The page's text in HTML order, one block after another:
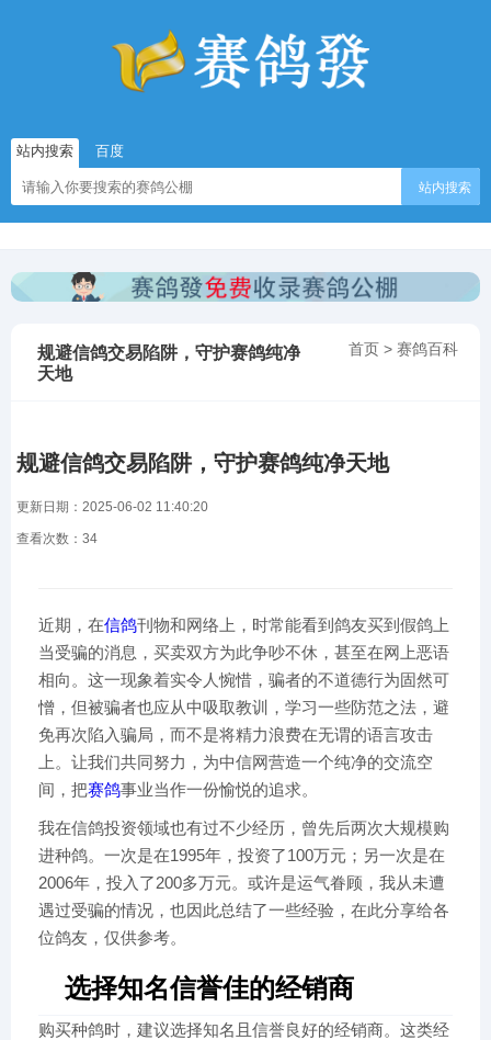
站内搜索 百度
站内搜索
首页 > 赛鸽百科
规避信鸽交易陷阱，守护赛鸽纯净
天地
规避信鸽交易陷阱，守护赛鸽纯净天地
更新日期：2025-06-02 11:40:20
查看次数： 34
近期，在信鸽刊物和网络上，时常能看到鸽友买到假鸽上
当受骗的消息，买卖双方为此争吵不休，甚至在网上恶语
相向。这一现象着实令人惋惜，骗者的不道德行为固然可
憎，但被骗者也应从中吸取教训，学习一些防范之法，避
免再次陷入骗局，而不是将精力浪费在无谓的语言攻击
上。让我们共同努力，为中信网营造一个纯净的交流空
间，把赛鸽事业当作一份愉悦的追求。
我在信鸽投资领域也有过不少经历，曾先后两次大规模购
进种鸽。一次是在1995年，投资了100万元；另一次是在
2006年，投入了200多万元。或许是运气眷顾，我从未遭
遇过受骗的情况，也因此总结了一些经验，在此分享给各
位鸽友，仅供参考。
选择知名信誉佳的经销商
购买种鸽时，建议选择知名且信誉良好的经销商。这类经